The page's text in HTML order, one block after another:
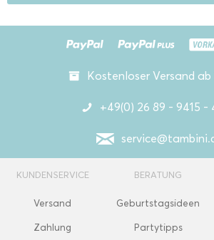
Kostenloser Versand ab
+49(0) 26 89 - 9415 -
KUNDENSERVICE
Versand
Zahlung
BERATUNG
Geburtstagsideen
Partytipps